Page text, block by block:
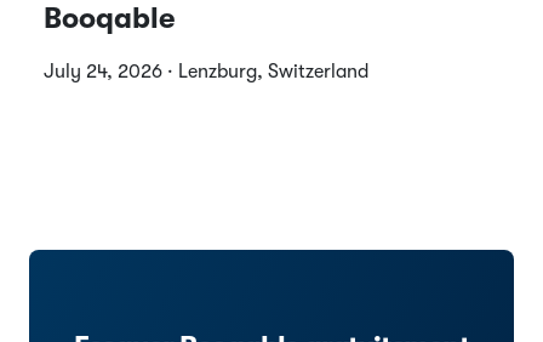
Booqable
July 24, 2026 · Lenzburg, Switzerland